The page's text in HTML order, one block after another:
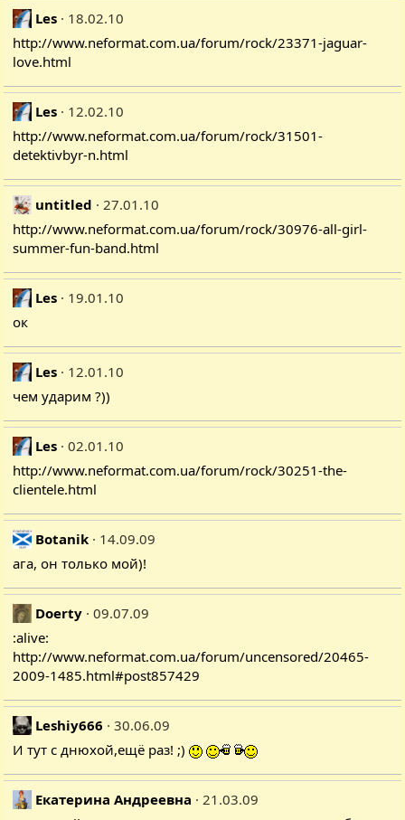
Les
18.02.10
http://www.neformat.com.ua/forum/rock/23371-jaguar-
love.html
Les
12.02.10
http://www.neformat.com.ua/forum/rock/31501-
detektivbyr-n.html
untitled
27.01.10
http://www.neformat.com.ua/forum/rock/30976-all-girl-
summer-fun-band.html
Les
19.01.10
ок
Les
12.01.10
чем ударим ?))
Les
02.01.10
http://www.neformat.com.ua/forum/rock/30251-the-
clientele.html
Botanik
14.09.09
ага, он только мой)!
Doerty
09.07.09
:alive:
http://www.neformat.com.ua/forum/uncensored/20465-
2009-1485.html#post857429
Leshiy666
30.06.09
И тут с днюхой,ещё раз! ;)
Екатерина Андреевна
21.03.09